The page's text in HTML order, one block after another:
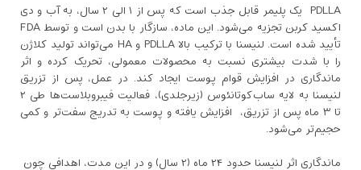
PDLLA یک پلیمر قابل جذب است که پس از ۱ الی ۲ سال، به آب و دی
‌اکسید کربن تجزیه می‌شود. این ماده، سازگار با بدن است و توسط FDA
تأیید شده است. لنیسنا با ترکیب بالا PDLLA و HA می‌تواند تولید کلاژن
را با شدت بیشتری نسبت به محصولات معمولی، تحریک کرده و اثر
ماندگاری در افزایش قوام پوست ایجاد کند. در عمل، پس از تزریق
لنیسنا به لایه ساب‌کوتانئوس (زیرجلدی)، فعالیت فیبروبلاست‌ها طی ۲
تا ۳ ماه پس از تزریق، افزایش یافته و پوست به ‌تدریج سفت‌تر و کمی
حجیم‌تر می‌شود.
ماندگاری اثر لنیسنا حدود ۲۴ ماه (۲ سال) و در این مدت، اهدافی چون